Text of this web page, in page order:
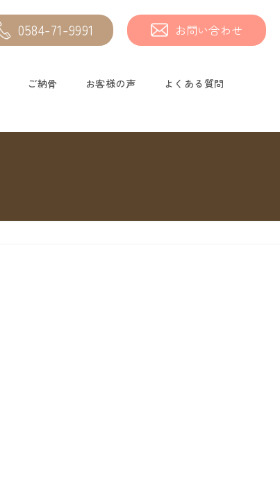
0584-71-9991 お問い合わせ
ご納骨 お客様の声 よくある質問